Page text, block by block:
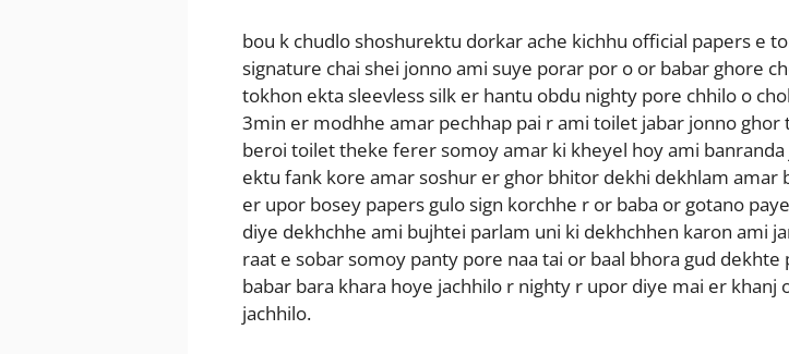
bou k chudlo shoshurektu dorkar ache kichhu official papers e
signature chai shei jonno ami suye porar por o or babar ghore
tokhon ekta sleevless silk er hantu obdu nighty pore chhilo o
3min er modhhe amar pechhap pai r ami toilet jabar jonno ghor
beroi toilet theke ferer somoy amar ki kheyel hoy ami banranda
ektu fank kore amar soshur er ghor bhitor dekhi dekhlam amar
er upor bosey papers gulo sign korchhe r or baba or gotano
diye dekhchhe ami bujhtei parlam uni ki dekhchhen karon ami
raat e sobar somoy panty pore naa tai or baal bhora gud dekhte
babar bara khara hoye jachhilo r nighty r upor diye mai er khanj
jachhilo.